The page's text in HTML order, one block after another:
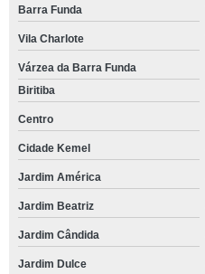
Barra Funda
Vila Charlote
Várzea da Barra Funda
Biritiba
Centro
Cidade Kemel
Jardim América
Jardim Beatriz
Jardim Cândida
Jardim Dulce